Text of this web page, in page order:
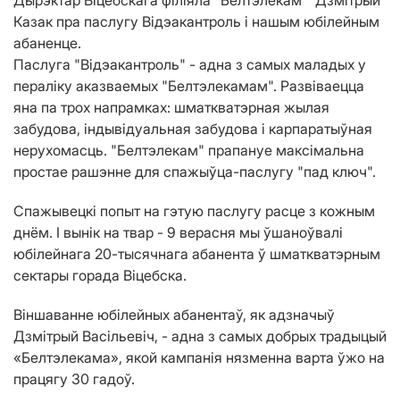
Казак пра паслугу Відэакантроль і нашым юбілейным
абаненце.
Паслуга "Відэакантроль" - адна з самых маладых у
пераліку аказваемых "Белтэлекамам". Развіваецца
яна па трох напрамках: шматкватэрная жылая
забудова, індывідуальная забудова і карпаратыўная
нерухомасць. "Белтэлекам" прапануе максімальна
простае рашэнне для спажыўца-паслугу "пад ключ".
Спажывецкі попыт на гэтую паслугу расце з кожным
днём. І вынік на твар - 9 верасня мы ўшаноўвалі
юбілейнага 20-тысячнага абанента ў шматкватэрным
сектары горада Віцебска.
Віншаванне юбілейных абанентаў, як адзначыў
Дзмітрый Васільевіч, - адна з самых добрых традыцый
«Белтэлекама», якой кампанія нязменна варта ўжо на
працягу 30 гадоў.